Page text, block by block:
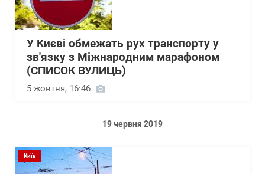
У Києві обмежать рух транспорту у
зв'язку з Міжнародним марафоном
(СПИСОК ВУЛИЦЬ)
5 жовтня, 16:46
19 червня 2019
Київ